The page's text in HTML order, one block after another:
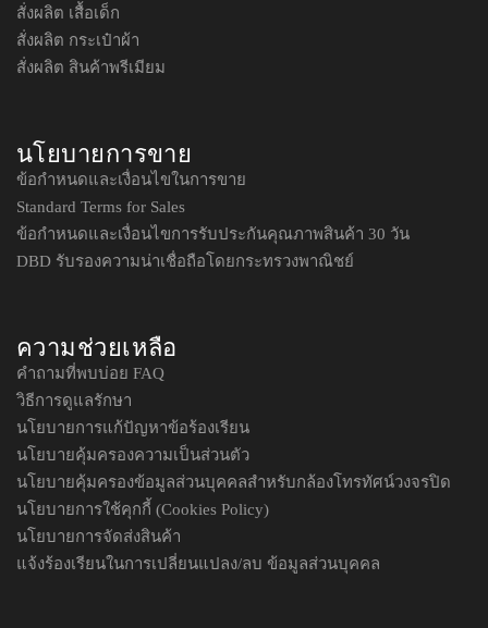
สั่งผลิต เสื้อเด็ก
สั่งผลิต กระเป๋าผ้า
สั่งผลิต สินค้าพรีเมียม
นโยบายการขาย
ข้อกำหนดและเงื่อนไขในการขาย
Standard Terms for Sales
ข้อกำหนดและเงื่อนไขการรับประกันคุณภาพสินค้า 30 วัน
DBD รับรองความน่าเชื่อถือโดยกระทรวงพาณิชย์
ความช่วยเหลือ
คำถามที่พบบ่อย FAQ
วิธีการดูแลรักษา
นโยบายการแก้ปัญหาข้อร้องเรียน
นโยบายคุ้มครองความเป็นส่วนตัว
นโยบายคุ้มครองข้อมูลส่วนบุคคลสำหรับกล้องโทรทัศน์วงจรปิด
นโยบายการใช้คุกกี้ (Cookies Policy)
นโยบายการจัดส่งสินค้า
แจ้งร้องเรียนในการเปลี่ยนแปลง/ลบ ข้อมูลส่วนบุคคล